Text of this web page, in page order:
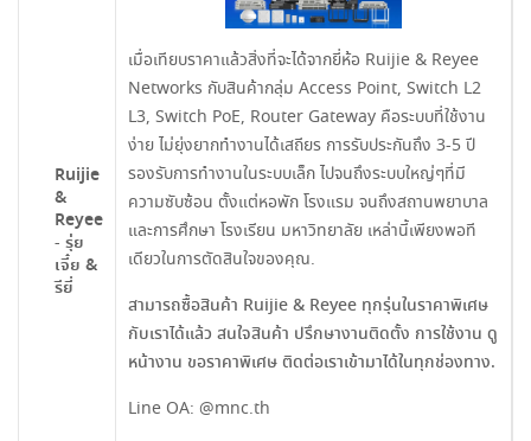
Ruijie
&
Reyee
- รุ่ย
เจี๋ย &
รียี่
เมื่อเทียบราคาแล้วสิ่งที่จะได้จากยี่ห้อ Ruijie & Reyee
Networks กับสินค้ากลุ่ม Access Point, Switch L2
L3, Switch PoE, Router Gateway คือระบบที่ใช้งาน
ง่าย ไม่ยุ่งยากทำงานได้เสถียร การรับประกันถึง 3-5 ปี
รองรับการทำงานในระบบเล็ก ไปจนถึงระบบใหญ่ๆที่มี
ความซับซ้อน ตั้งแต่หอพัก โรงแรม จนถึงสถานพยาบาล
และการศึกษา โรงเรียน มหาวิทยาลัย เหล่านี้เพียงพอที
เดียวในการตัดสินใจของคุณ.
สามารถซื้อสินค้า Ruijie & Reyee ทุกรุ่นในราคาพิเศษ
กับเราได้แล้ว สนใจสินค้า ปรึกษางานติดตั้ง การใช้งาน ดู
หน้างาน ขอราคาพิเศษ ติดต่อเราเข้ามาได้ในทุกช่องทาง.
Line OA: @mnc.th